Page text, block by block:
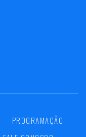
PROGRAMAÇÃO